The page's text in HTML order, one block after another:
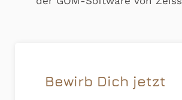
Bewirb Dich jetzt